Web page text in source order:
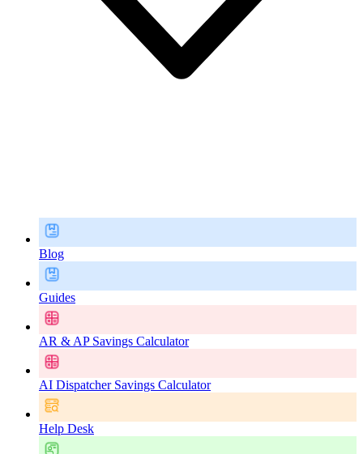
Blog
Guides
AR & AP Savings Calculator
AI Dispatcher Savings Calculator
Help Desk